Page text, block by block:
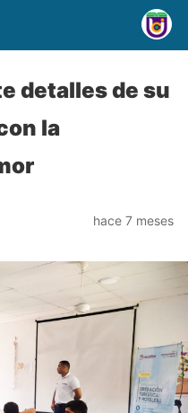
detalles de su
la
hace 7 meses